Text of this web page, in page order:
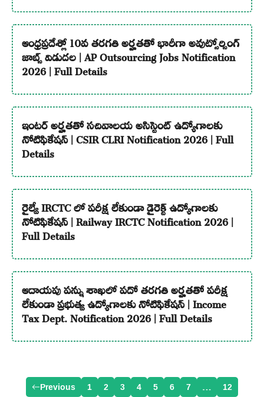
ఆంధ్రప్రదేశ్లో 10వ తరగతి అర్హతతో భారీగా అవుట్సోర్సింగ్
జాబ్స్ విడుదల | AP Outsourcing Jobs Notification
2026 | Full Details
ఇంటర్ అర్హతతో సచివాలయ అసిస్టెంట్ ఉద్యోగాలకు
నోటిఫికేషన్ | CSIR CLRI Notification 2026 | Full
Details
రైల్వే IRCTC లో పరీక్ష లేకుండా డైరెక్ట్ ఉద్యోగాలకు
నోటిఫికేషన్ | Railway IRCTC Notification 2026 |
Full Details
ఆదాయపు పన్ను శాఖలో పదో తరగతి అర్హతతో పరీక్ష
లేకుండా ప్రభుత్వ ఉద్యోగాలకు నోటిఫికేషన్ | Income
Tax Dept. Notification 2026 | Full Details
Previous 1 2 3 4 5 6 7 …
12